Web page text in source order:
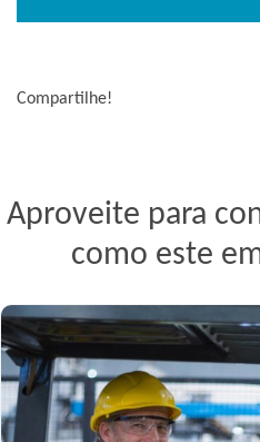
Compartilhe!
Aproveite para
como este